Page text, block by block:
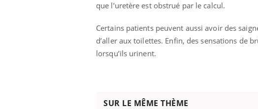
que l’uretère est obstrué par le calcul.
Certains patients peuvent aussi avoir des
d’aller aux toilettes. Enfin, des sensations de
lorsqu’ils urinent.
SUR LE MÊME THÈME